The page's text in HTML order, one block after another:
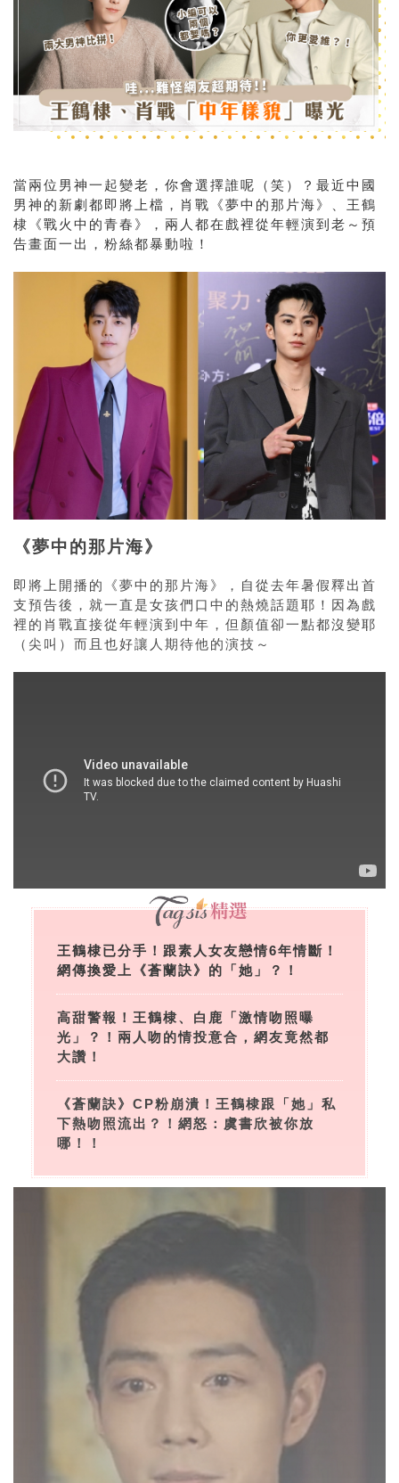
當兩位男神一起變老，你會選擇誰呢（笑）？最近中國
男神的新劇都即將上檔，肖戰《夢中的那片海》、 王鶴
棣 《戰火中的青春》，兩人都在戲裡從年輕演到老～預
告畫面一出，粉絲都暴動啦！
《夢中的那片海》
即將上開播的《夢中的那片海》，自從去年暑假釋出首
支預告後，就一直是女孩們口中的熱燒話題耶！因為戲
裡的肖戰直接從年輕演到中年，但顏值卻一點都沒變耶
（尖叫）而且也好讓人期待他的演技～
王鶴棣已分手！跟素人女友戀情6年情斷！
網傳換愛上《蒼蘭訣》的「她」？！
高甜警報！王鶴棣、白鹿「激情吻照曝
光」？！兩人吻的情投意合，網友竟然都
大讚！
《蒼蘭訣》CP粉崩潰！王鶴棣跟「她」私
下熱吻照流出？！網怒：虞書欣被你放
哪！！